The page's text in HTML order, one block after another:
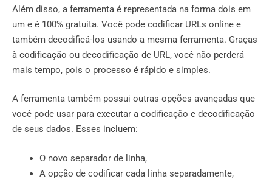
Além disso, a ferramenta é representada na forma dois em
um e é 100% gratuita. Você pode codificar URLs online e
também decodificá-los usando a mesma ferramenta. Graças
à codificação ou decodificação de URL, você não perderá
mais tempo, pois o processo é rápido e simples.
A ferramenta também possui outras opções avançadas que
você pode usar para executar a codificação e decodificação
de seus dados. Esses incluem:
O novo separador de linha,
A opção de codificar cada linha separadamente,